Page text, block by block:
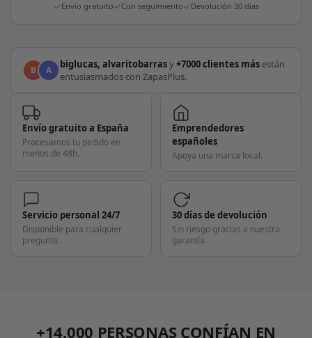
Envío gratuito Con seguimiento Devolución 30 días
B A biglucas, alvaritobarrasy+7000 clientes más están
entusiasmados con ZapasPlus.
Envío gratuito a España
Procesamos tu pedido en
menos de 48h.
Emprendedores
españoles
Apoya una marca local.
Servicio personal 24/7
Disponible para cualquier
pregunta.
30 días de devolución
Sin riesgo gracias a nuestra
garantía.
+14.000 PERSONAS CONFÍAN EN